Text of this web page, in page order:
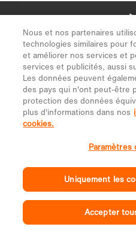
Nous et nos partenaires
technologies similaires pour
et améliorer nos services et
services et publicités, aussi
Les données peuvent
des pays qui n'ont peut-être
protection des données
plus d'informations dans nos
cookies.
Paramètres
Uniquement les
Accepter